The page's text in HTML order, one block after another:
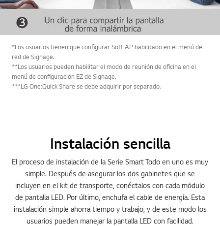
*Los usuarios tienen que configurar Soft AP habilitado en el menú de
red de Signage.
**Los usuarios pueden habilitar el modo de reunión de oficina en el
menú de configuración EZ de Signage.
***LG One:Quick Share se debe adquirir por separado.
Instalación sencilla
El proceso de instalación de la Serie Smart Todo en uno es muy
simple. Después de asegurar los dos gabinetes que se
incluyen en el kit de transporte, conéctalos con cada módulo
de pantalla LED. Por último, enchufa el cable de energía. Esta
instalación simple ahorra tiempo y trabajo, y de este modo los
usuarios pueden manejar la pantalla LED con facilidad.